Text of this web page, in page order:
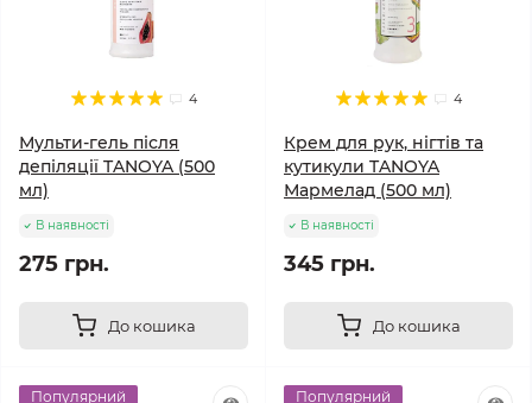
4
Мульти-гель після
депіляції TANOYA (500
мл)
В наявності
275 грн.
До кошика
4
Крем для рук, нігтів та
кутикули TANOYA
Мармелад (500 мл)
В наявності
345 грн.
До кошика
Популярний Популярний